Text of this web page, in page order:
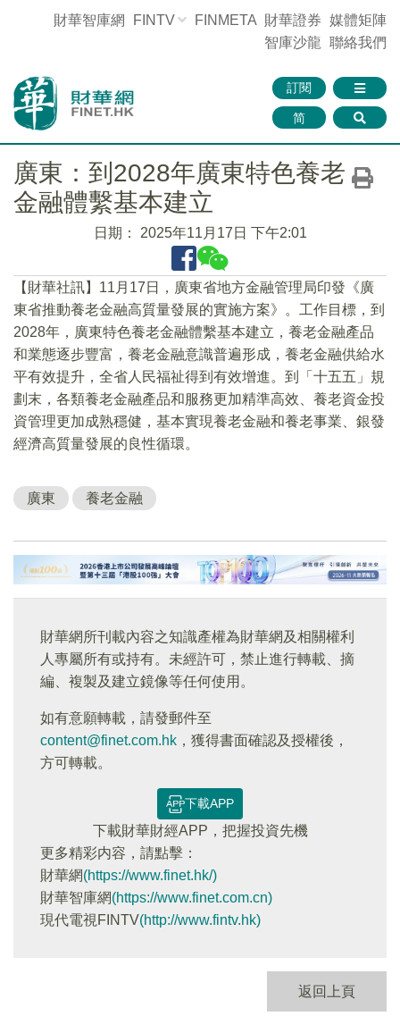
財華智庫網 FINTV FINMETA 財華證券 媒體矩陣
智庫沙龍 聯絡我們
訂閱
简
廣東：到2028年廣東特色養老
金融體繫基本建立
日期： 2025年11月17日 下午2:01
【財華社訊】11月17日，廣東省地方金融管理局印發《廣
東省推動養老金融高質量發展的實施方案》。工作目標，到
2028年，廣東特色養老金融體繫基本建立，養老金融產品
和業態逐步豐富，養老金融意識普遍形成，養老金融供給水
平有效提升，全省人民福祉得到有效增進。到「十五五」規
劃末，各類養老金融產品和服務更加精準高效、養老資金投
資管理更加成熟穩健，基本實現養老金融和養老事業、銀發
經濟高質量發展的良性循環。
廣東 養老金融
財華網所刊載內容之知識產權為財華網及相關權利
人專屬所有或持有。未經許可，禁止進行轉載、摘
編、複製及建立鏡像等任何使用。
如有意願轉載，請發郵件至
content@finet.com.hk ，獲得書面確認及授權後，
方可轉載。
下載APP
下載財華財經APP，把握投資先機
更多精彩内容，請點擊：
財華網(https://www.finet.hk/)
財華智庫網(https://www.finet.com.cn)
現代電視FINTV(http://www.fintv.hk)
返回上頁